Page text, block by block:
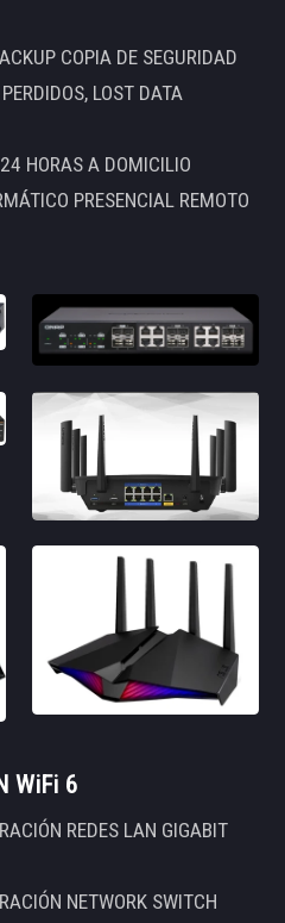
COPIA DE SEGURIDAD
LOST DATA
HORAS A DOMICILIO
PRESENCIAL REMOTO
WiFi 6
REDES LAN GIGABIT
NETWORK SWITCH